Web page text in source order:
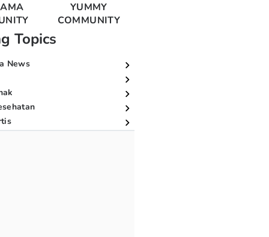
YUMMY
COMMUNITY
Topics
News